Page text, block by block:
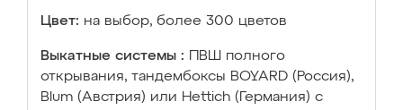
Цвет: на выбор, более 300 цветов
Выкатные системы :
ПВШ полного
открывания, тандембоксы BOYARD (Россия),
Blum (Австрия) или Hettich (Германия) с